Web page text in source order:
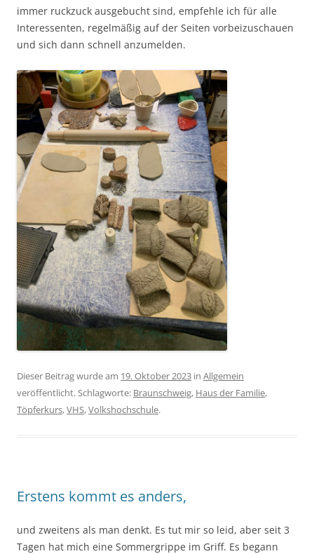
immer ruckzuck ausgebucht sind, empfehle ich für alle
Interessenten, regelmäßig auf der Seiten vorbeizuschauen
und sich dann schnell anzumelden.
Dieser Beitrag wurde am 19. Oktober 2023 in Allgemein
veröffentlicht. Schlagworte: Braunschweig, Haus der Familie,
Töpferkurs,VHS,Volkshochschule.
Erstens kommt es anders,
und zweitens als man denkt. Es tut mir so leid, aber seit 3
Tagen hat mich eine Sommergrippe im Griff. Es begann